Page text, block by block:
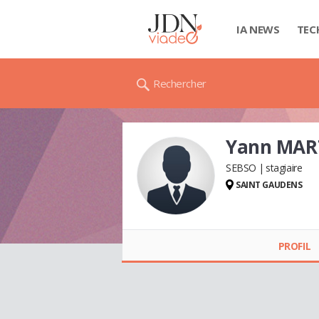
IA NEWS
Rechercher
Yann
SEBSO stagiaire
SAINT GAUDENS
PROFIL